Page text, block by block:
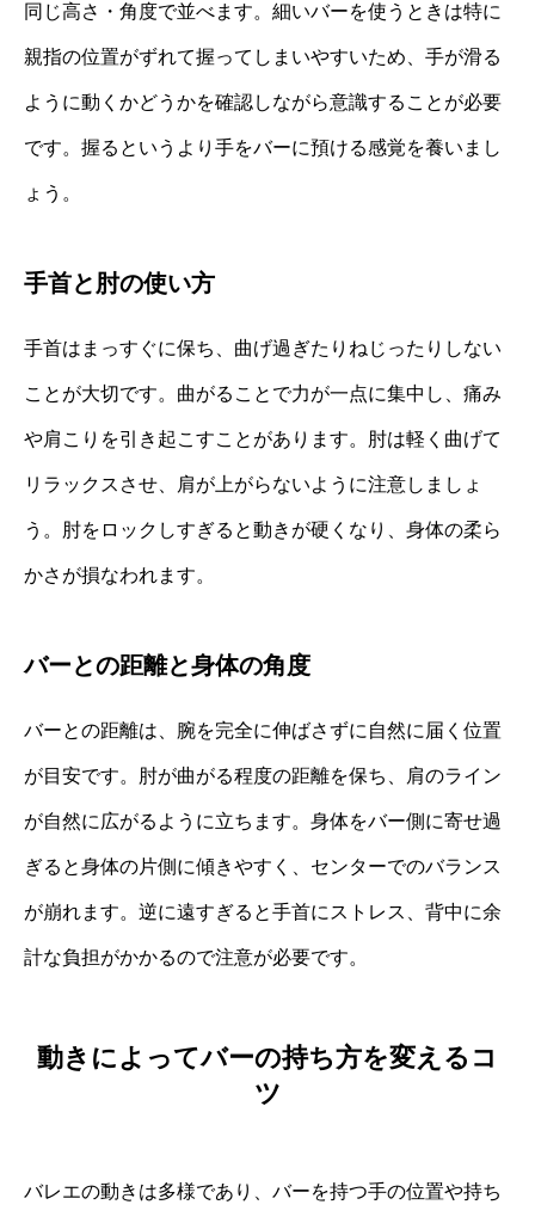
同じ高さ・角度で並べます。細いバーを使うときは特に
親指の位置がずれて握ってしまいやすいため、手が滑る
ように動くかどうかを確認しながら意識することが必要
です。握るというより手をバーに預ける感覚を養いまし
ょう。
手首と肘の使い方
手首はまっすぐに保ち、曲げ過ぎたりねじったりしない
ことが大切です。曲がることで力が一点に集中し、痛み
や肩こりを引き起こすことがあります。肘は軽く曲げて
リラックスさせ、肩が上がらないように注意しましょ
う。肘をロックしすぎると動きが硬くなり、身体の柔ら
かさが損なわれます。
バーとの距離と身体の角度
バーとの距離は、腕を完全に伸ばさずに自然に届く位置
が目安です。肘が曲がる程度の距離を保ち、肩のライン
が自然に広がるように立ちます。身体をバー側に寄せ過
ぎると身体の片側に傾きやすく、センターでのバランス
が崩れます。逆に遠すぎると手首にストレス、背中に余
計な負担がかかるので注意が必要です。
動きによってバーの持ち方を変えるコ
ツ
バレエの動きは多様であり、バーを持つ手の位置や持ち